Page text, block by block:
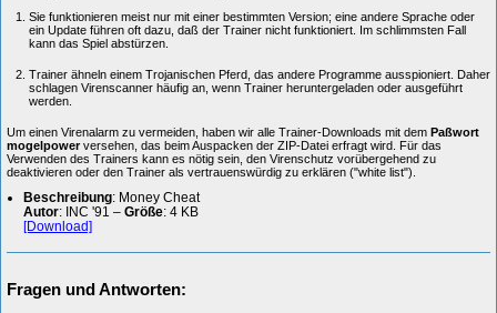
Sie funktionieren meist nur mit einer bestimmten Version; eine andere Sprache oder
ein Update führen oft dazu, daß der Trainer nicht funktioniert. Im schlimmsten Fall
kann das Spiel abstürzen.
Trainer ähneln einem Trojanischen Pferd, das andere Programme ausspioniert. Daher
schlagen Virenscanner häufig an, wenn Trainer heruntergeladen oder ausgeführt
werden.
Um einen Virenalarm zu vermeiden, haben wir alle Trainer-Downloads mit dem Paßwort
mogelpowerversehen, das beim Auspacken der ZIP-Datei erfragt wird. Für das
Verwenden des Trainers kann es nötig sein, den Virenschutz vorübergehend zu
deaktivieren oder den Trainer als vertrauenswürdig zu erklären ("white list").
Beschreibung: Money Cheat
Autor: INC '91 – Größe: 4 KB
[Download]
Fragen und Antworten: